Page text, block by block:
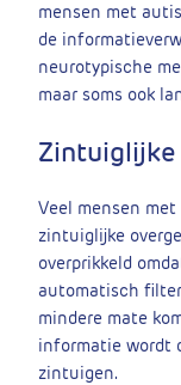
mensen met
de
neurotypische
maar soms ook
Veel mensen
zintuiglijke
overprikkeld
automatisch
mindere mate
informatie wordt
zintuigen.